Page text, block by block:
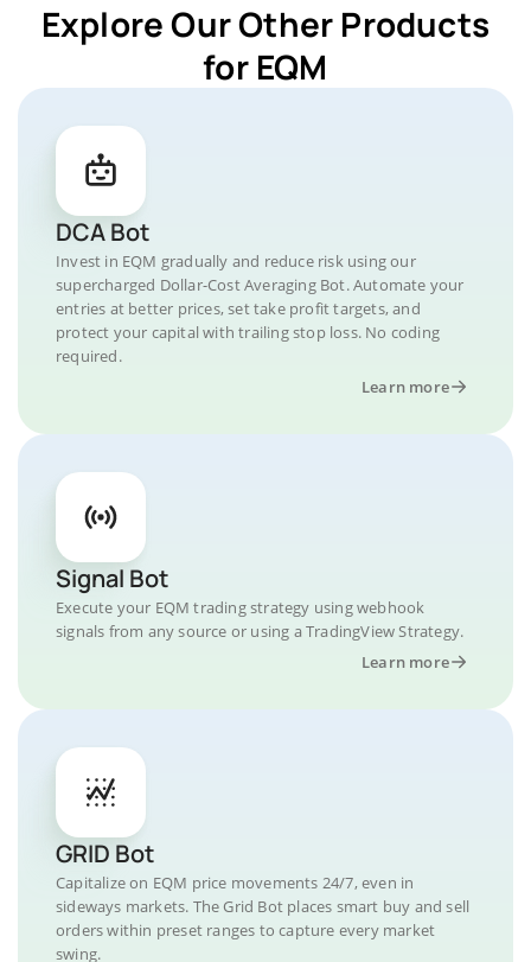
Explore Our Other Products
for EQM
DCA Bot
Invest in EQM gradually and reduce risk using our
supercharged Dollar-Cost Averaging Bot. Automate your
entries at better prices, set take profit targets, and
protect your capital with trailing stop loss. No coding
required.
Learn more
Signal Bot
Execute your EQM trading strategy using webhook
signals from any source or using a TradingView Strategy.
Learn more
GRID Bot
Capitalize on EQM price movements 24/7, even in
sideways markets. The Grid Bot places smart buy and sell
orders within preset ranges to capture every market
swing.